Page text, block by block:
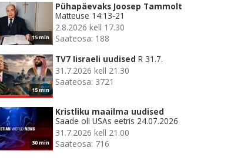
15 min
Pühapäevaks Joosep Tammolt
Matteuse 14:13-21
2.8.2026 kell 17.30
Saateosa: 188
15 min
TV7 Iisraeli uudised R 31.7.
31.7.2026 kell 21.30
Saateosa: 3721
30 min
Kristliku maailma uudised
Saade oli USAs eetris 24.07.2026
31.7.2026 kell 21.00
Saateosa: 716